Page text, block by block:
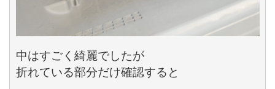
中はすごく綺麗でしたが
折れている部分だけ確認すると